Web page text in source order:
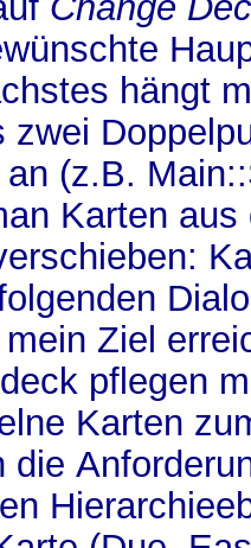
hängt
zwei
(z.B.
Karten
mein Ziel
pflegen
Karten
die